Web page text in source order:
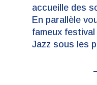
accueille des
En parallèle
fameux
Jazz sous les